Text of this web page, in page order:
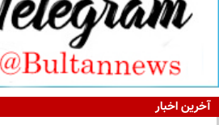
آخرین اخبار